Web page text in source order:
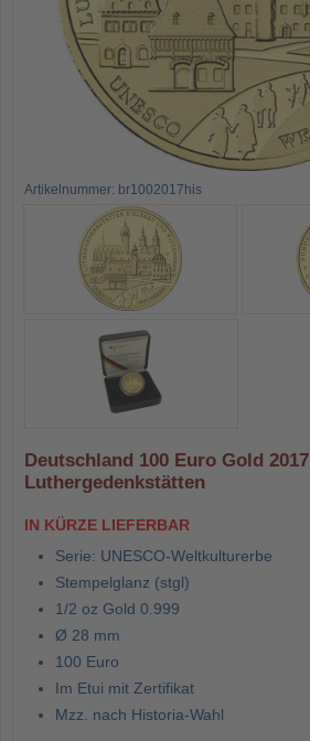
Artikelnummer: br1002017his
Deutschland 100 Euro Gold 2017
Luthergedenkstätten
IN KÜRZE LIEFERBAR
Serie: UNESCO-Weltkulturerbe
Stempelglanz (stgl)
1/2 oz Gold 0.999
Ø 28 mm
100 Euro
Im Etui mit Zertifikat
Mzz. nach Historia-Wahl